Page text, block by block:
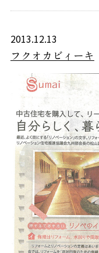
2013.12.13
フクオカビィーキ